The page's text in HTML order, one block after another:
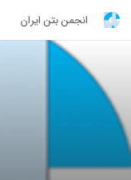
انجمن بتن ایران